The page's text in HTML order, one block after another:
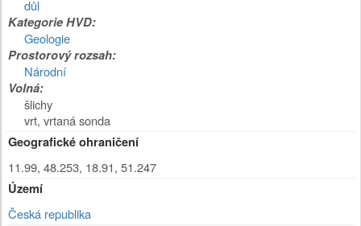
důl
Kategorie HVD:
Geologie
Prostorový rozsah:
Národní
Volná:
šlichy
vrt, vrtaná sonda
Geografické ohraničení
11.99, 48.253, 18.91, 51.247
Území
Česká republika